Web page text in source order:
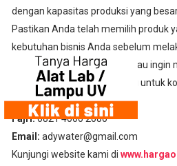
dengan kapasitas produksi yang
Pastikan Anda telah memilih produk
kebutuhan bisnis Anda sebelum
Anda memiliki pertanyaan atau ingin
produk, Segera hubungi kami untuk
terbaik.
Fajri:0821 4000 2080
Email: adywater@gmail.com
Kunjungi website kami di